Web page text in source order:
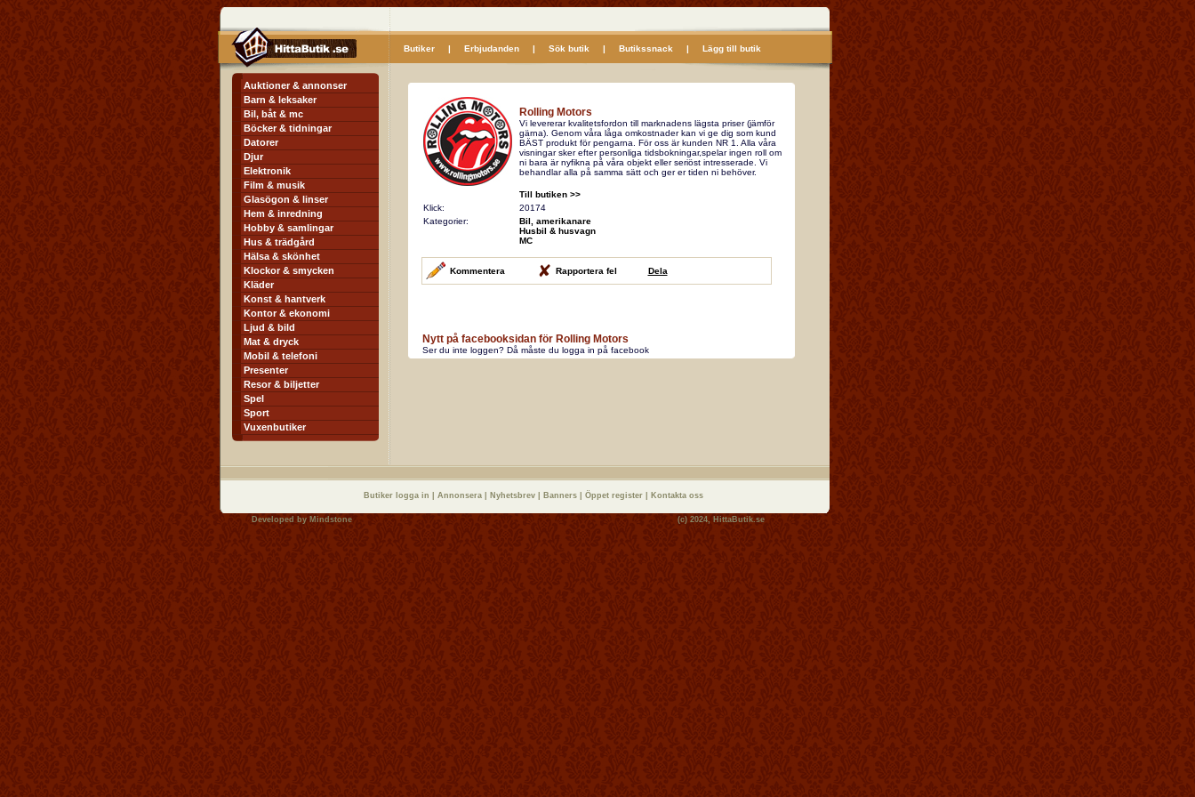
Butiker| Erbjudanden| Sök butik | Butikssnack | Lägg till butik
Auktioner & annonser
Barn & leksaker
Bil, båt & mc
Böcker & tidningar
Datorer
Djur
Elektronik
Film & musik
Glasögon & linser
Hem & inredning
Hobby & samlingar
Hus & trädgård
Hälsa & skönhet
Klockor & smycken
Kläder
Konst & hantverk
Kontor & ekonomi
Ljud & bild
Mat & dryck
Mobil & telefoni
Presenter
Resor & biljetter
Spel
Sport
Vuxenbutiker
Rolling Motors
Vi levererar kvalitetsfordon till marknadens lägsta priser (jämför
gärna). Genom våra låga omkostnader kan vi ge dig som kund
BÄST produkt för pengarna. För oss är kunden NR 1. Alla våra
visningar sker efter personliga tidsbokningar,spelar ingen roll om
ni bara är nyfikna på våra objekt eller seriöst intresserade. Vi
behandlar alla på samma sätt och ger er tiden ni behöver.
Till butiken >>
Klick:
20174
Kategorier:
Bil, amerikanare
Husbil & husvagn
MC
Kommentera Rapportera fel Dela
Nytt på facebooksidan för Rolling Motors
Ser du inte loggen? Då måste du logga in på facebook
Butiker logga in Annonsera Nyhetsbrev Banners Öppet register Kontakta oss
Developed by Mindstone (c) 2024, HittaButik.se